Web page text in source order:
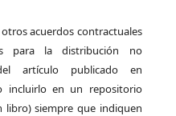
acuerdos contractuales
para la distribución no
artículo publicado en
incluirlo en un repositorio
siempre que indiquen